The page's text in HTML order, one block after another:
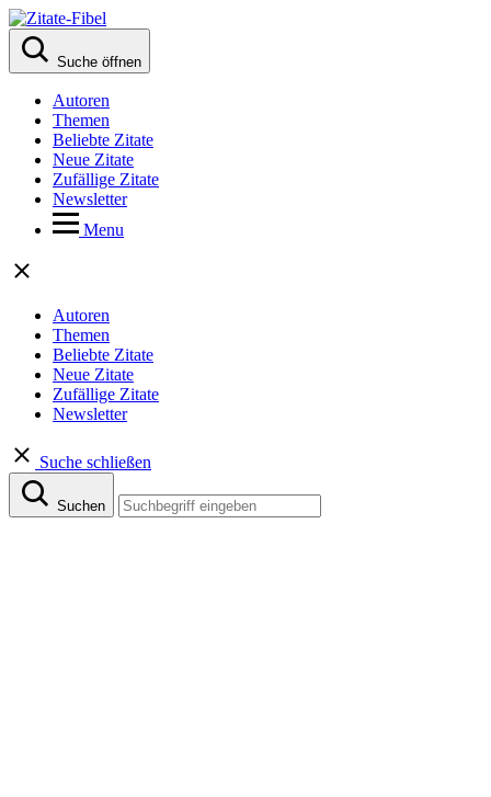
Suche öffnen
Autoren
Themen
Beliebte Zitate
Neue Zitate
Zufällige Zitate
Newsletter
Menu
Autoren
Themen
Beliebte Zitate
Neue Zitate
Zufällige Zitate
Newsletter
Suche schließen
Suchen